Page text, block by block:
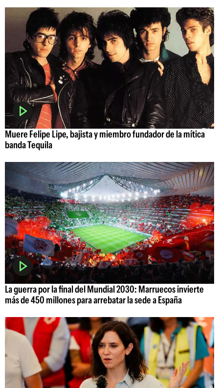
Muere Felipe Lipe, bajista y miembro fundador de la mítica
banda Tequila
La guerra por la final del Mundial 2030: Marruecos invierte
más de 450 millones para arrebatar la sede a España